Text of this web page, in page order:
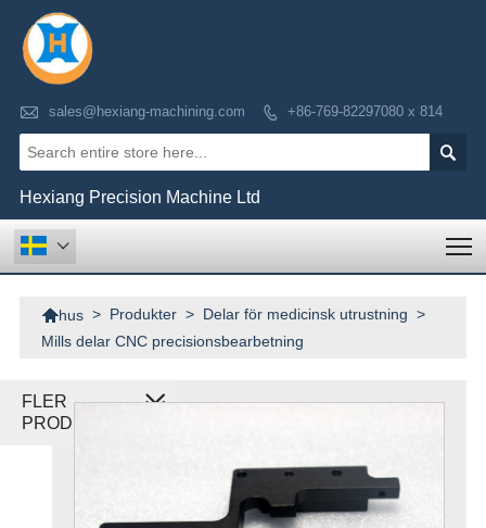
 sales@hexiang-machining.com  +86-769-82297080 x 814

Hexiang Precision Machine Ltd

hus > Produkter > Delar för medicinsk utrustning >
Mills delar CNC precisionsbearbetning
FLER
PRODUKTER